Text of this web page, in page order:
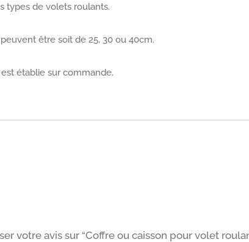
types de volets roulants.
être soit de 25, 30 ou 40cm.
établie sur commande.
votre avis sur “Coffre ou caisson pour volet